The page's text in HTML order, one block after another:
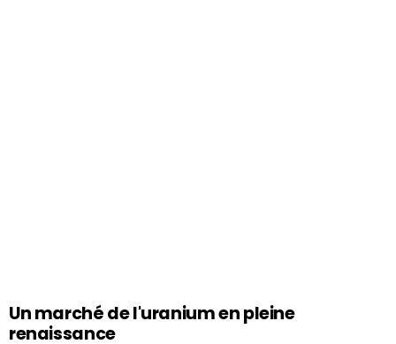
Un marché de l'uranium en pleine
renaissance